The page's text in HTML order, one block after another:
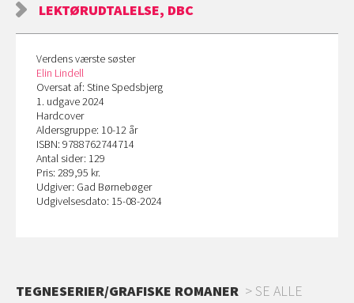
LEKTØRUDTALELSE, DBC
Verdens værste søster
Elin Lindell
Oversat af: Stine Spedsbjerg
1. udgave 2024
Hardcover
Aldersgruppe: 10-12 år
ISBN: 9788762744714
Antal sider: 129
Pris: 289,95 kr.
Udgiver: Gad Børnebøger
Udgivelsesdato: 15-08-2024
TEGNESERIER/GRAFISKE ROMANER SE ALLE